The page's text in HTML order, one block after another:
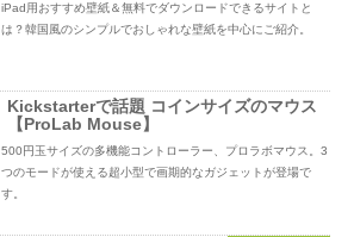
iPad用おすすめ壁紙＆無料でダウンロードできるサイトと
は？韓国風のシンプルでおしゃれな壁紙を中心にご紹介。
Kickstarterで話題 コインサイズのマウス
【ProLab Mouse】
500円玉サイズの多機能コントローラー、プロラボマウス。3
つのモードが使える超小型で画期的なガジェットが登場で
す。